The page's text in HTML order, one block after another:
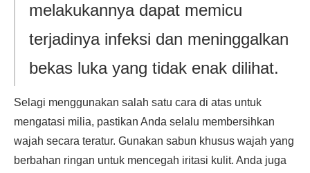
melakukannya dapat memicu
terjadinya infeksi dan meninggalkan
bekas luka yang tidak enak dilihat.
Selagi menggunakan salah satu cara di atas untuk
mengatasi milia, pastikan Anda selalu membersihkan
wajah secara teratur. Gunakan sabun khusus wajah yang
berbahan ringan untuk mencegah iritasi kulit. Anda juga